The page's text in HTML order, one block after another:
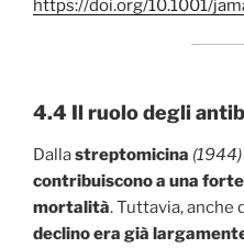
https://doi.org/10.1001/
4.4 Il ruolo degli
Dallastreptomicina (1944)
contribuiscono a una
mortalità. Tuttavia, anche
declino era già